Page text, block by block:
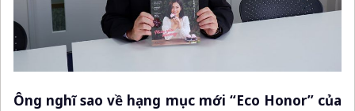
Ông nghĩ sao về hạng mục mới “Eco Honor” của